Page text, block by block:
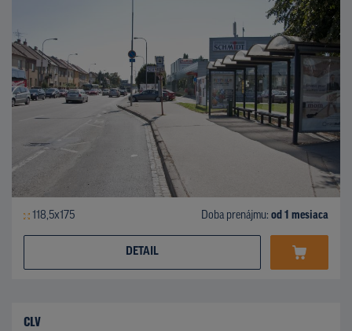
118,5x175 Doba prenájmu: od 1 mesiaca
DETAIL
CLV